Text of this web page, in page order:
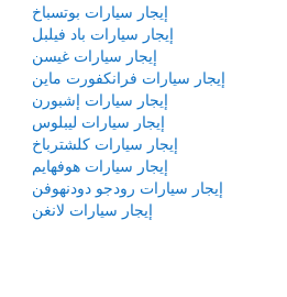
إيجار سيارات بوتسباخ
إيجار سيارات باد فيلبل
إيجار سيارات غيسن
إيجار سيارات فرانكفورت ماين
إيجار سيارات إشبورن
إيجار سيارات ليبلوس
إيجار سيارات كلشترباخ
إيجار سيارات هوفهايم
إيجار سيارات رودجو دودنهوفن
إيجار سيارات لانغن